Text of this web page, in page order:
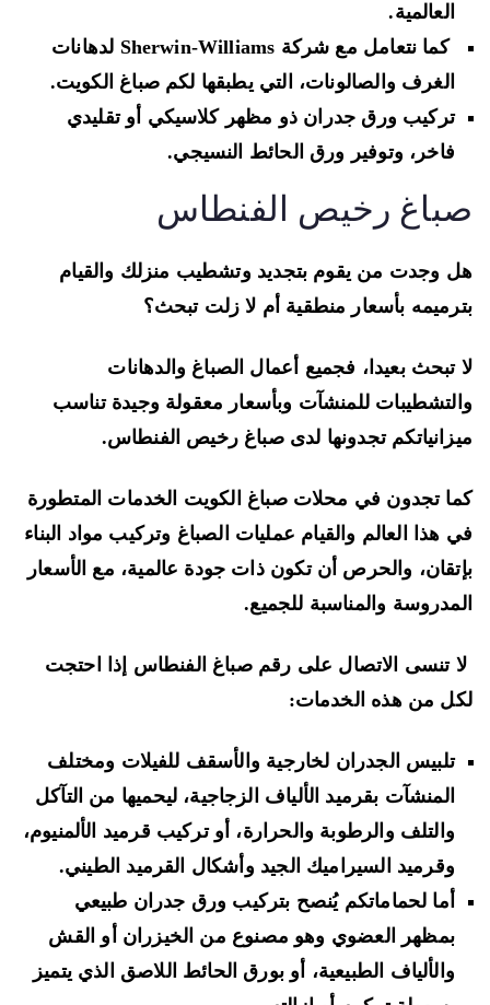
العالمية.
كما نتعامل مع شركة Sherwin-Williams لدهانات
الغرف والصالونات، التي يطبقها لكم صباغ الكويت.
تركيب ورق جدران ذو مظهر كلاسيكي أو تقليدي
فاخر، وتوفير ورق الحائط النسيجي.
رخيص الفنطاس
وجدت من يقوم بتجديد وتشطيب منزلك والقيام
بأسعار منطقية أم لا زلت تبحث؟
تبحث بعيدا، فجميع أعمال الصباغ والدهانات
للمنشآت وبأسعار معقولة وجيدة تناسب
تجدونها لدى صباغ رخيص الفنطاس.
تجدون في محلات صباغ الكويت الخدمات المتطورة
هذا العالم والقيام عمليات الصباغ وتركيب مواد البناء
والحرص أن تكون ذات جودة عالمية، مع الأسعار
والمناسبة للجميع.
تنسى الاتصال على رقم صباغ الفنطاس إذا احتجت
من هذه الخدمات:
تلبيس الجدران لخارجية والأسقف للفيلات ومختلف
المنشآت بقرميد الألياف الزجاجية، ليحميها من التآكل
والتلف والرطوبة والحرارة، أو تركيب قرميد الألمنيوم،
وقرميد السيراميك الجيد وأشكال القرميد الطيني.
أما لحماماتكم يُنصح بتركيب ورق جدران طبيعي
بمظهر العضوي وهو مصنوع من الخيزران أو القش
والألياف الطبيعية، أو بورق الحائط اللاصق الذي يتميز